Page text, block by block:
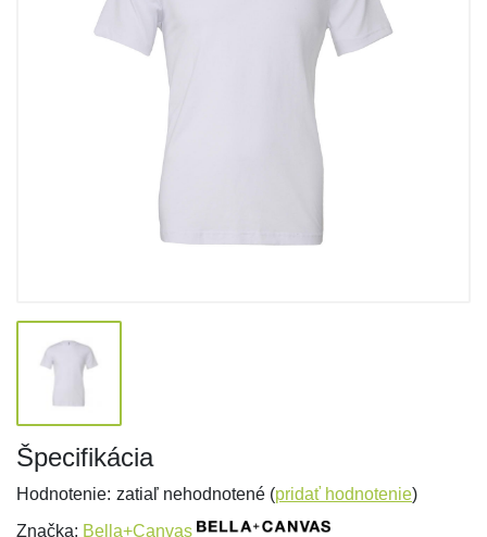
Špecifikácia
Hodnotenie: zatiaľ nehodnotené (pridať hodnotenie)
Značka: Bella+Canvas